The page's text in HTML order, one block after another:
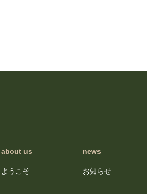
about us
ようこそ
news
お知らせ